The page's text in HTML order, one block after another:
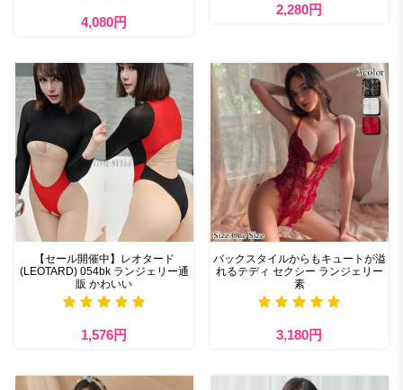
4,080円
2,280円
【セール開催中】レオタード
(LEOTARD) 054bk ランジェリー通
販 かわいい
1,576円
バックスタイルからもキュートが溢
れるテディ セクシー ランジェリー
素
3,180円